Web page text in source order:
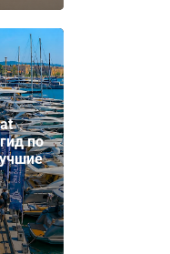
по